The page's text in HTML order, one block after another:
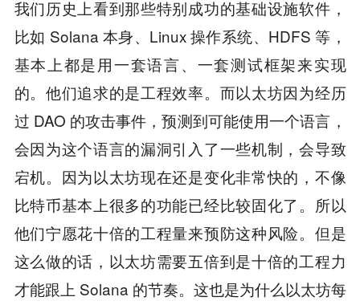
我们历史上看到那些特别成功的基础设施软件，
比如 Solana 本身、Linux 操作系统、HDFS 等，
基本上都是用一套语言、一套测试框架来实现
的。他们追求的是工程效率。而以太坊因为经历
过 DAO 的攻击事件，预测到可能使用一个语言，
会因为这个语言的漏洞引入了一些机制，会导致
宕机。因为以太坊现在还是变化非常快的，不像
比特币基本上很多的功能已经比较固化了。所以
他们宁愿花十倍的工程量来预防这种风险。但是
这么做的话，以太坊需要五倍到是十倍的工程力
才能跟上 Solana 的节奏。这也是为什么以太坊每